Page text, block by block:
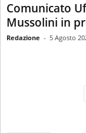
Comunicato
Mussolini in
Redazione - 5 Agosto